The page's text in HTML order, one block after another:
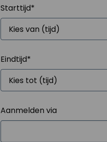
Starttijd*
Eindtijd*
Aanmelden via